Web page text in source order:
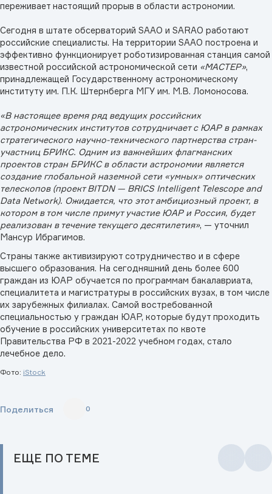
переживает настоящий прорыв в области астрономии.
Сегодня в штате обсерваторий SAAO и SARAO работают
российские специалисты. На территории SAAO построена и
эффективно функционирует роботизированная станция самой
известной российской астрономической сети «МАСТЕР»,
принадлежащей Государственному астрономическому
институту им. П.К. Штернберга МГУ им. М.В. Ломоносова.
«В настоящее время ряд ведущих российских
астрономических институтов сотрудничает с ЮАР в рамках
стратегического научно-технического партнерства стран-
участниц БРИКС. Одним из важнейших флагманских
проектов стран БРИКС в области астрономии является
создание глобальной наземной сети «умных» оптических
телескопов (проект BITDN — BRICS Intelligent Telescope and
Data Network). Ожидается, что этот амбициозный проект, в
котором в том числе примут участие ЮАР и Россия, будет
реализован в течение текущего десятилетия», — уточнил
Мансур Ибрагимов.
Страны также активизируют сотрудничество и в сфере
высшего образования. На сегодняшний день более 600
граждан из ЮАР обучается по программам бакалавриата,
специалитета и магистратуры в российских вузах, в том числе
их зарубежных филиалах. Самой востребованной
специальностью у граждан ЮАР, которые будут проходить
обучение в российских университетах по квоте
Правительства РФ в 2021-2022 учебном годах, стало
лечебное дело.
Фото: iStock
Поделиться 0
ЕЩЕ ПО ТЕМЕ